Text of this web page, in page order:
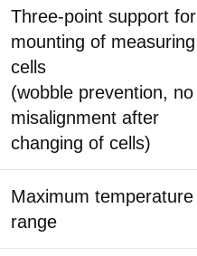
Three-point support for
mounting of measuring
cells
(wobble prevention, no
misalignment after
changing of cells)
Maximum temperature
range